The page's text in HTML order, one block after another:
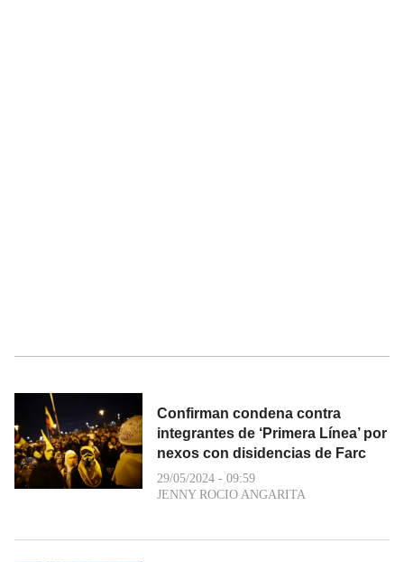
Confirman condena contra
integrantes de ‘Primera Línea’ por
nexos con disidencias de Farc
29/05/2024 - 09:59
JENNY ROCIO ANGARITA